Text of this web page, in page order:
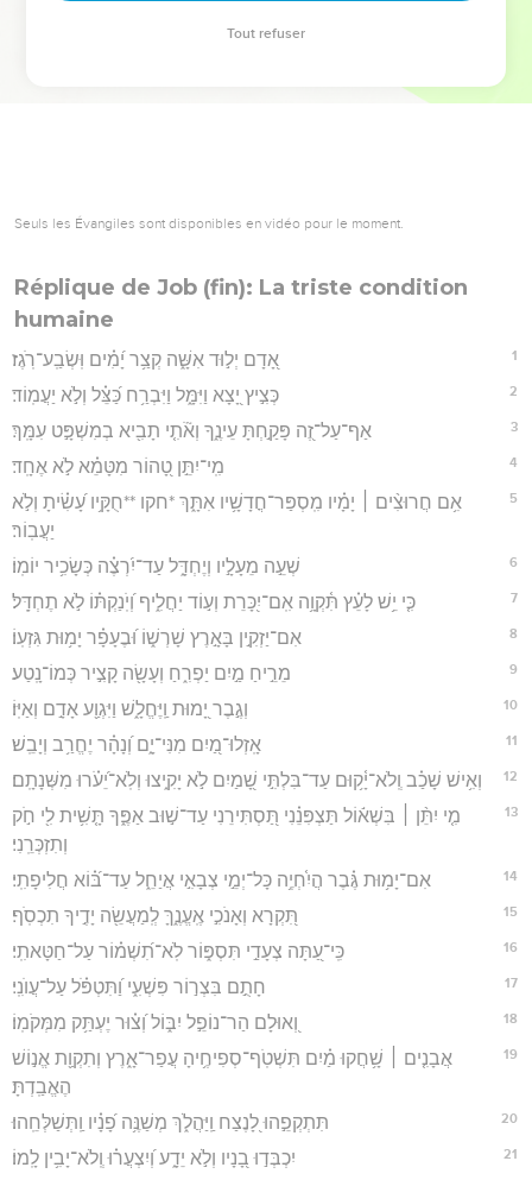
Seuls les Évangiles sont disponibles en vidéo pour le moment.
Réplique de Job (fin): La triste condition
humaine
1 אָ֭דָם יְל֣וּד אִשָּׁ֑ה קְצַ֥ר יָ֝מִ֗ים וּֽשְׂבַֽע־רֹֽגֶז׃
2 כְּצִ֣יץ יָ֭צָא וַיִּמָּ֑ל וַיִּבְרַ֥ח כַּ֝צֵּ֗ל וְלֹ֣א יַעֲמֽוֹד׃
3 אַף־עַל־זֶ֭ה פָּקַ֣חְתָּ עֵינֶ֑ךָ וְאֹ֘תִ֤י תָבִ֖יא בְמִשְׁפָּ֣ט עִמָּֽךְ׃
4 מִֽי־יִתֵּ֣ן טָ֭הוֹר מִטָּמֵ֗א לֹ֣א אֶחָֽד׃
5
אִ֥ם חֲרוּצִ֨ים ׀ יָמָ֗יו מִֽסְפַּר־חֳדָשָׁ֥יו אִתָּ֑ךְ *חקו **חֻקָּ֥יו עָ֝שִׂ֗יתָ וְלֹ֣א
יַעֲבֽוֹר׃
6 שְׁעֵ֣ה מֵעָלָ֣יו וְיֶחְדָּ֑ל עַד־יִ֝רְצֶ֗ה כְּשָׂכִ֥יר יוֹמֽוֹ׃
7 כִּ֤י יֵ֥שׁ לָעֵ֗ץ תִּ֫קְוָ֥ה אִֽם־יִ֭כָּרֵת וְע֣וֹד יַחֲלִ֑יף וְ֝יֹֽנַקְתּ֗וֹ לֹ֣א תֶחְדָּֽל׃
8 אִם־יַזְקִ֣ין בָּאָ֣רֶץ שָׁרְשׁ֑וֹ וּ֝בֶעָפָ֗ר יָמ֥וּת גִּזְעֽוֹ׃
9 מֵרֵ֣יחַ מַ֣יִם יַפְרִ֑חַ וְעָשָׂ֖ה קָצִ֣יר כְּמוֹ־נָֽטַע׃
10 וְגֶ֣בֶר יָ֭מוּת וַֽיֶּחֱלָ֑שׁ וַיִּגְוַ֖ע אָדָ֣ם וְאַיּֽוֹ׃
11 אָֽזְלוּ־מַ֭יִם מִנִּי־יָ֑ם וְ֝נָהָ֗ר יֶחֱרַ֥ב וְיָבֵֽשׁ׃
12 וְאִ֥ישׁ שָׁכַ֗ב וְֽלֹא־יָ֫ק֥וּם עַד־בִּלְתִּ֣י שָׁ֭מַיִם לֹ֣א יָקִ֑יצוּ וְלֹֽא־יֵ֝עֹ֗רוּ מִשְּׁנָתָֽם׃
13
מִ֤י יִתֵּ֨ן ׀ בִּשְׁא֬וֹל תַּצְפִּנֵ֗נִי תַּ֭סְתִּירֵנִי עַד־שׁ֣וּב אַפֶּ֑ךָ תָּ֤שִׁ֥ית לִ֖י חֹ֣ק
וְתִזְכְּרֵֽנִי׃
14 אִם־יָמ֥וּת גֶּ֗בֶר הֲיִ֫חְיֶ֥ה כָּל־יְמֵ֣י צְבָאִ֣י אֲיַחֵ֑ל עַד־בּ֝֗וֹא חֲלִיפָתִֽי׃
15 תִּ֭קְרָא וְאָנֹכִ֣י אֶֽעֱנֶ֑ךָּ לְֽמַעֲשֵׂ֖ה יָדֶ֣יךָ תִכְסֹֽף׃
16 כִּֽי־עַ֭תָּה צְעָדַ֣י תִּסְפּ֑וֹר לֹֽא־תִ֝שְׁמ֗וֹר עַל־חַטָּאתִֽי׃
17 חָתֻ֣ם בִּצְר֣וֹר פִּשְׁעִ֑י וַ֝תִּטְפֹּ֗ל עַל־עֲוֺנִֽי׃
18 וְ֭אוּלָם הַר־נוֹפֵ֣ל יִבּ֑וֹל וְ֝צ֗וּר יֶעְתַּ֥ק מִמְּקֹמֽוֹ׃
19
אֲבָנִ֤ים ׀ שָׁ֥חֲקוּ מַ֗יִם תִּשְׁטֹֽף־סְפִיחֶ֥יהָ עֲפַר־אָ֑רֶץ וְתִקְוַ֖ת אֱנ֣וֹשׁ
הֶאֱבַֽדְתָּ׃
20 תִּתְקְפֵ֣הוּ לָ֭נֶצַח וַֽיַּהֲלֹ֑ךְ מְשַׁנֶּ֥ה פָ֝נָ֗יו וַֽתְּשַׁלְּחֵֽהוּ׃
21 יִכְבְּד֣וּ בָ֭נָיו וְלֹ֣א יֵדָ֑ע וְ֝יִצְעֲר֗וּ וְֽלֹא־יָבִ֥ין לָֽמוֹ׃
Tout refuser